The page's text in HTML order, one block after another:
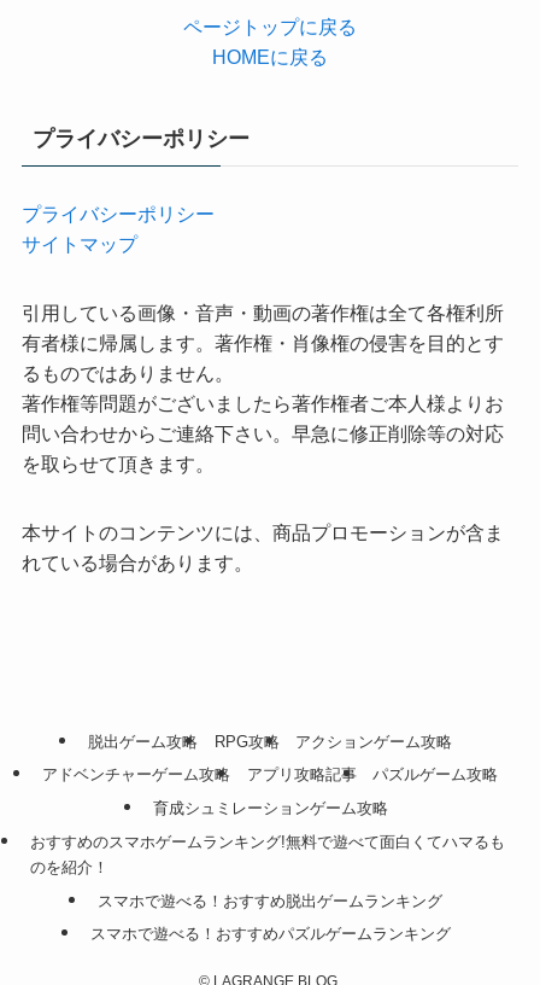
ページトップに戻る
HOMEに戻る
プライバシーポリシー
プライバシーポリシー
サイトマップ
引用している画像・音声・動画の著作権は全て各権利所
有者様に帰属します。著作権・肖像権の侵害を目的とす
るものではありません。
著作権等問題がございましたら著作権者ご本人様よりお
問い合わせからご連絡下さい。早急に修正削除等の対応
を取らせて頂きます。
本サイトのコンテンツには、商品プロモーションが含ま
れている場合があります。
脱出ゲーム攻略 RPG攻略
アクションゲーム攻略
アドベンチャーゲーム攻略
アプリ攻略記事
パズルゲーム攻略
育成シュミレーションゲーム攻略
おすすめのスマホゲームランキング!無料で遊べて面白くてハマるも
のを紹介！
スマホで遊べる！おすすめ脱出ゲームランキング
スマホで遊べる！おすすめパズルゲームランキング
© LAGRANGE BLOG.